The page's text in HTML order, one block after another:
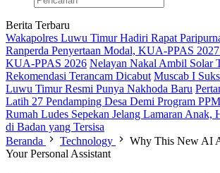
Berita Terbaru
Wakapolres Luwu Timur Hadiri Rapat
Ranperda Penyertaan Modal, KUA-PPAS 2027
KUA-PPAS 2026 Nelayan Nakal Ambil Solar
Rekomendasi Terancam Dicabut Muscab I
Luwu Timur Resmi Punya Nakhoda Baru
Latih 27 Pendamping Desa Demi Program
Rumah Ludes Sepekan Jelang Lamaran Anak,
di Badan yang Tersisa
Beranda
Technology
Why This New AI
Your Personal Assistant